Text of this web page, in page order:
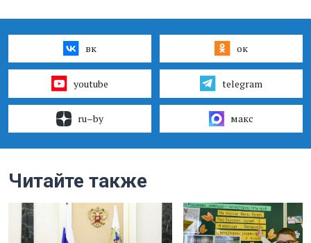
вк ок
youtube telegram
ru–by макс
Читайте также